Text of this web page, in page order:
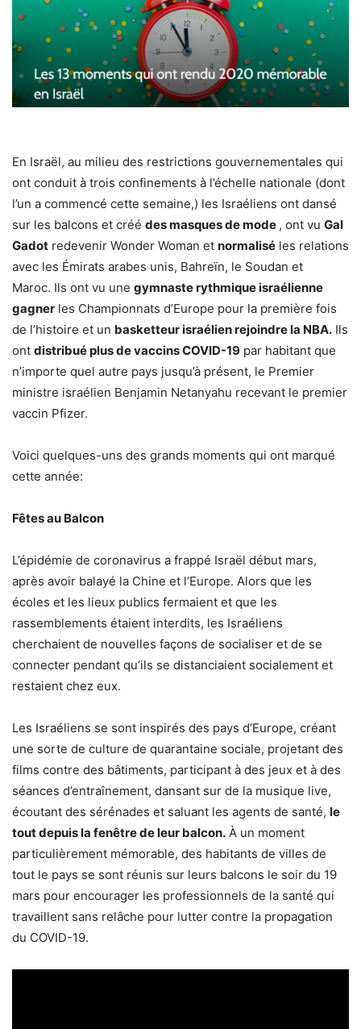
En Israël, au milieu des restrictions gouvernementales qui
ont conduit à trois confinements à l’échelle nationale (dont
l’un a commencé cette semaine,) les Israéliens ont dansé
sur les balcons et créé des masques de mode , ont vu Gal
Gadot redevenir Wonder Woman et normalisé les relations
avec les Émirats arabes unis, Bahreïn, le Soudan et
Maroc. Ils ont vu une gymnaste rythmique israélienne
gagner les Championnats d’Europe pour la première fois
de l’histoire et un basketteur israélien rejoindre la NBA. Ils
ont distribué plus de vaccins COVID-19 par habitant que
n’importe quel autre pays jusqu’à présent, le Premier
ministre israélien Benjamin Netanyahu recevant le premier
vaccin Pfizer.
Voici quelques-uns des grands moments qui ont marqué
cette année:
Fêtes au Balcon
L’épidémie de coronavirus a frappé Israël début mars,
après avoir balayé la Chine et l’Europe. Alors que les
écoles et les lieux publics fermaient et que les
rassemblements étaient interdits, les Israéliens
cherchaient de nouvelles façons de socialiser et de se
connecter pendant qu’ils se distanciaient socialement et
restaient chez eux.
Les Israéliens se sont inspirés des pays d’Europe, créant
une sorte de culture de quarantaine sociale, projetant des
films contre des bâtiments, participant à des jeux et à des
séances d’entraînement, dansant sur de la musique live,
écoutant des sérénades et saluant les agents de santé, le
tout depuis la fenêtre de leur balcon. À un moment
particulièrement mémorable, des habitants de villes de
tout le pays se sont réunis sur leurs balcons le soir du 19
mars pour encourager les professionnels de la santé qui
travaillent sans relâche pour lutter contre la propagation
du COVID-19.